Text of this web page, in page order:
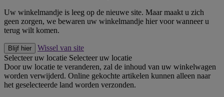
Uw winkelmandje is leeg op de nieuwe site. Maar maakt u zich
geen zorgen, we bewaren uw winkelmandje hier voor wanneer u
terug wilt komen.
Blijf hier
Wissel van site
Selecteer uw locatie Selecteer uw locatie
Door uw locatie te veranderen, zal de inhoud van uw winkelwagen
worden verwijderd. Online gekochte artikelen kunnen alleen naar
het geselecteerde land worden verzonden.